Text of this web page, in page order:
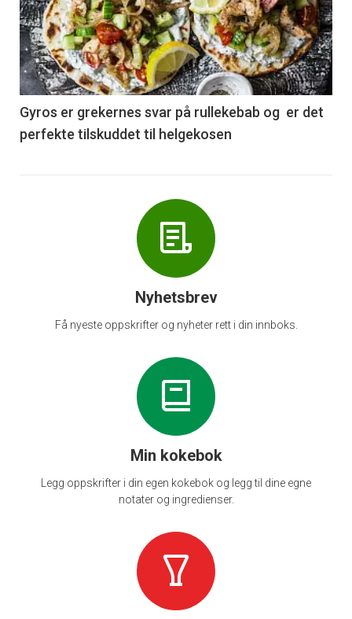
akkurat
nå
-
6
Gyros er grekernes svar på rullekebab og er det
perfekte tilskuddet til helgekosen
Nyhetsbrev
Få nyeste oppskrifter og nyheter rett i din innboks.
Min kokebok
Legg oppskrifter i din egen kokebok og legg til dine egne
notater og ingredienser.